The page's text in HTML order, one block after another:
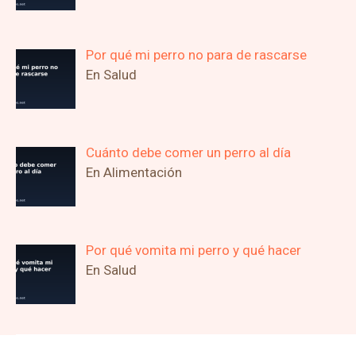
Por qué mi perro no para de rascarse
En Salud
Cuánto debe comer un perro al día
En Alimentación
Por qué vomita mi perro y qué hacer
En Salud